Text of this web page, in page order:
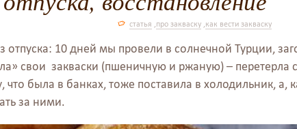
статья ,про закваску,как вести закваску
отпуска: 10 дней мы провели в солнечной Турции,
свои закваски (пшеничную и ржаную) – перетерла
была в банках, тоже поставила в холодильник, а,
за ними.